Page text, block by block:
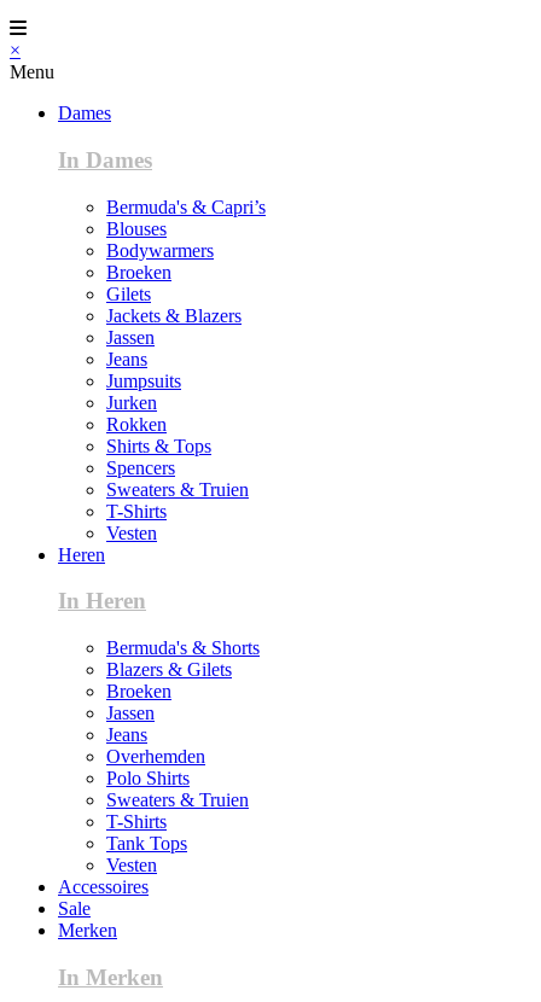
×
Menu
Dames
In Dames
Bermuda's & Capri’s
Blouses
Bodywarmers
Broeken
Gilets
Jackets & Blazers
Jassen
Jeans
Jumpsuits
Jurken
Rokken
Shirts & Tops
Spencers
Sweaters & Truien
T-Shirts
Vesten
Heren
In Heren
Bermuda's & Shorts
Blazers & Gilets
Broeken
Jassen
Jeans
Overhemden
Polo Shirts
Sweaters & Truien
T-Shirts
Tank Tops
Vesten
Accessoires
Sale
Merken
In Merken